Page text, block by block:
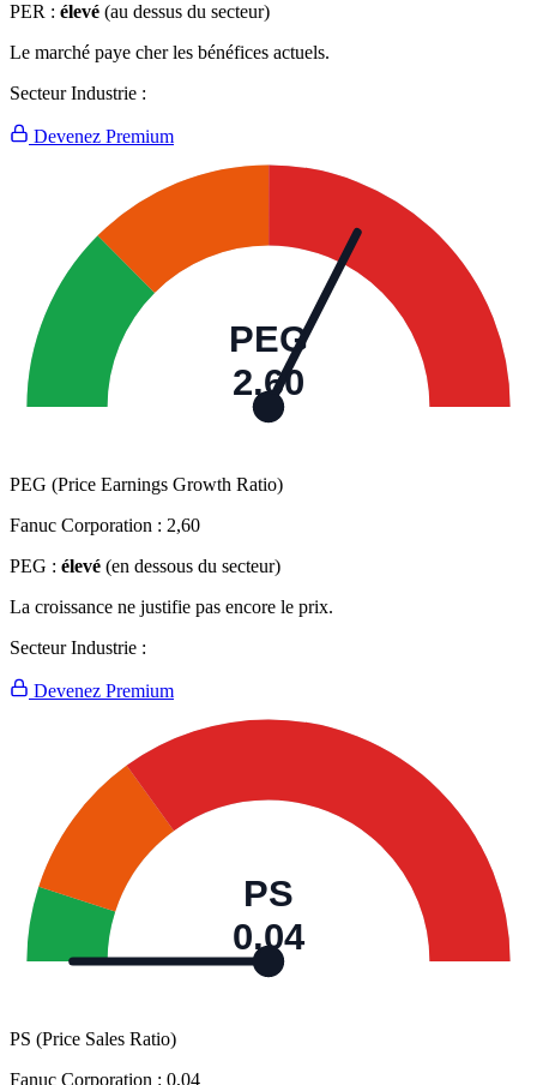
PER : élevé (au dessus du secteur)
Le marché paye cher les bénéfices actuels.
Secteur Industrie :
Devenez Premium
PEG
2,60
PEG (Price Earnings Growth Ratio)
Fanuc Corporation : 2,60
PEG : élevé (en dessous du secteur)
La croissance ne justifie pas encore le prix.
Secteur Industrie :
Devenez Premium
PS
0,04
PS (Price Sales Ratio)
Fanuc Corporation : 0,04